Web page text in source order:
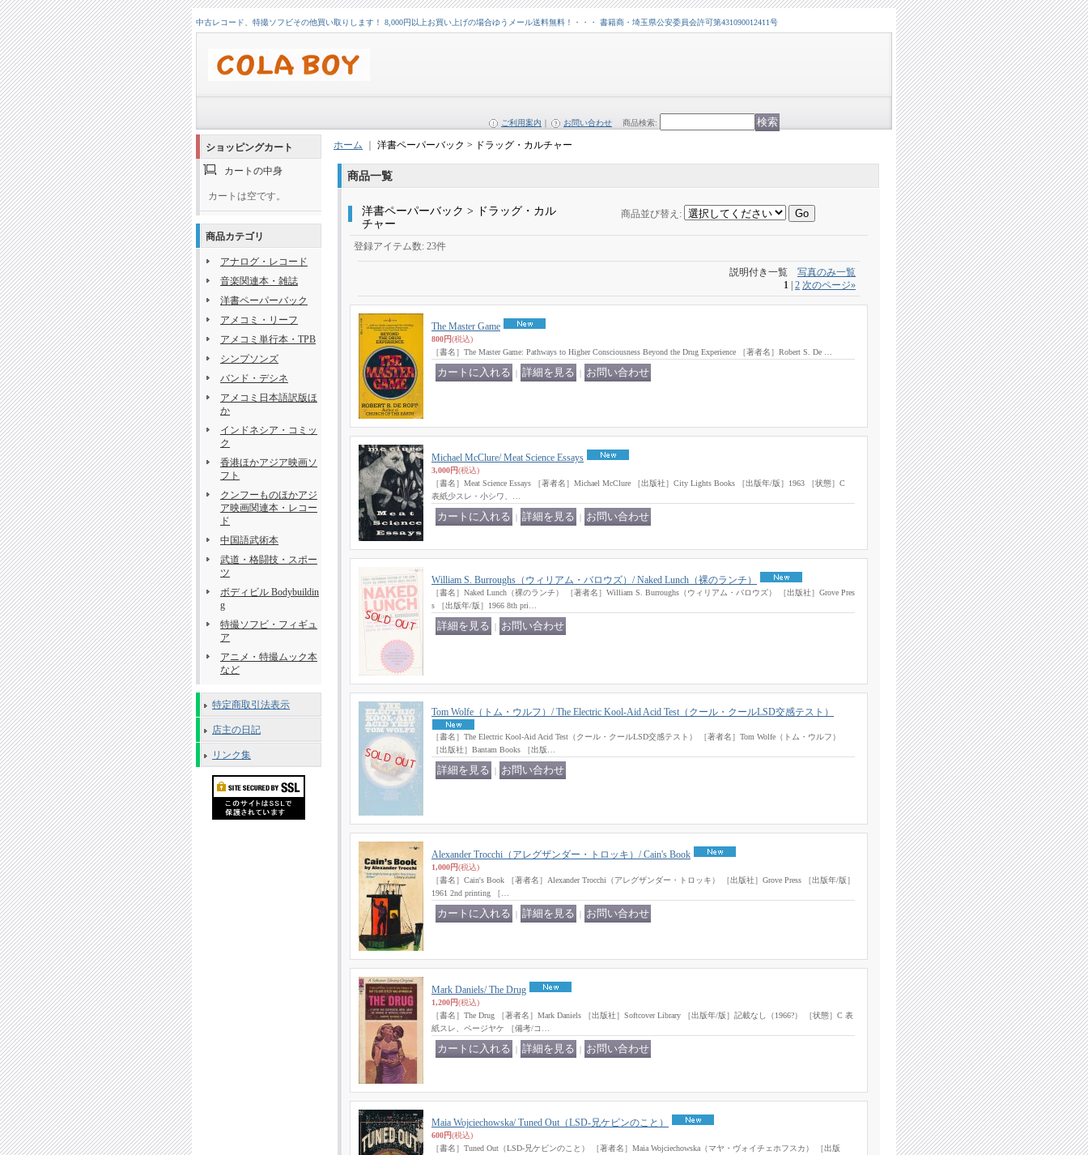
中古レコード、特撮ソフビその他買い取りします！ 8,000円以上お買い上げの場合ゆうメール送料無料！・・・ 書籍商・埼玉県公安委員会許可第431090012411号
ご利用案内 お問い合わせ 商品検索:
ショッピングカート
カートの中身
カートは空です。
商品カテゴリ
アナログ・レコード
音楽関連本・雑誌
洋書ペーパーバック
アメコミ・リーフ
アメコミ単行本・TPB
シンプソンズ
バンド・デシネ
アメコミ日本語訳版ほ
か
インドネシア・コミッ
ク
香港ほかアジア映画ソ
フト
クンフーものほかアジ
ア映画関連本・レコー
ド
中国語武術本
武道・格闘技・スポー
ツ
ボディビル Bodybuildin
g
特撮ソフビ・フィギュ
ア
アニメ・特撮ムック本
など
特定商取引法表示
店主の日記
リンク集
ホーム 洋書ペーパーバック > ドラッグ・カルチャー
商品一覧
洋書ペーパーバック > ドラッグ・カル
チャー
商品並び替え :
登録アイテム数: 23件
説明付き一覧 写真のみ一覧
1 2 次のページ»
The Master Game
800円(税込)
［書名］The Master Game: Pathways to Higher Consciousness Beyond the Drug Experience ［著者名］Robert S. De …
Michael McClure/ Meat Science Essays
3,000円(税込)
［書名］Meat Science Essays ［著者名］Michael McClure ［出版社］City Lights Books ［出版年/版］1963 ［状態］C
表紙少スレ・小シワ、…
William S. Burroughs（ウィリアム・バロウズ）/ Naked Lunch（裸のランチ）
［書名］Naked Lunch（裸のランチ） ［著者名］William S. Burroughs（ウィリアム・バロウズ） ［出版社］Grove Pres
s ［出版年/版］1966 8th pri…
Tom Wolfe（トム・ウルフ）/ The Electric Kool-Aid Acid Test（クール・クールLSD交感テスト）
［書名］The Electric Kool-Aid Acid Test（クール・クールLSD交感テスト） ［著者名］Tom Wolfe（トム・ウルフ）
［出版社］Bantam Books ［出版…
Alexander Trocchi（アレグザンダー・トロッキ）/ Cain's Book
1,000円(税込)
［書名］Cain's Book ［著者名］Alexander Trocchi（アレグザンダー・トロッキ） ［出版社］Grove Press ［出版年/版］
1961 2nd printing ［…
Mark Daniels/ The Drug
1,200円(税込)
［書名］The Drug ［著者名］Mark Daniels ［出版社］Softcover Library ［出版年/版］記載なし（1966?） ［状態］C 表
紙スレ、ページヤケ ［備考/コ…
Maia Wojciechowska/ Tuned Out（LSD-兄ケビンのこと）
600円(税込)
［書名］Tuned Out（LSD-兄ケビンのこと） ［著者名］Maia Wojciechowska（マヤ・ヴォイチェホフスカ） ［出版